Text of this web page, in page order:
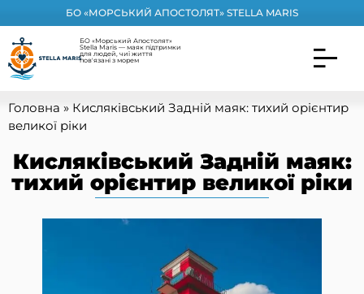
БО «МОРСЬКИЙ АПОСТОЛЯТ» STELLA MARIS
БО «Морський Апостолят»
Stella Maris — маяк підтримки
для людей, чиї життя
пов'язані з морем
Головна » Кисляківський Задній маяк: тихий орієнтир
великої ріки
Кисляківський Задній маяк:
тихий орієнтир великої ріки